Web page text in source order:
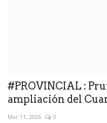
#PROVINCIAL :
ampliación del
Mar 11, 2026 0